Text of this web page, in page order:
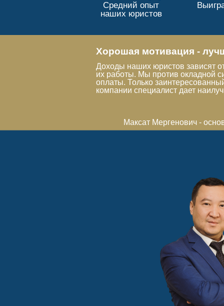
Средний опыт
наших юристов
Хорошая мотивация -
Доходы наших юристов зависят
их работы. Мы против окладной
оплаты. Только
компании специалист дает
Максат Мергенович -